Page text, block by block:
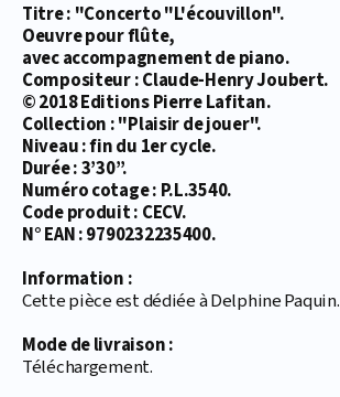
Titre : "Concerto "L'écouvillon".
Oeuvre pour flûte,
avec accompagnement de piano.
Compositeur : Claude-Henry Joubert.
© 2018 Editions Pierre Lafitan.
Collection : "Plaisir de jouer".
Niveau : fin du 1er cycle.
Durée : 3’30’’.
Numéro cotage : P.L.3540.
Code produit : CECV.
N° EAN : 9790232235400.
Information :
Cette pièce est dédiée à Delphine Paquin.
Mode de livraison :
Téléchargement.